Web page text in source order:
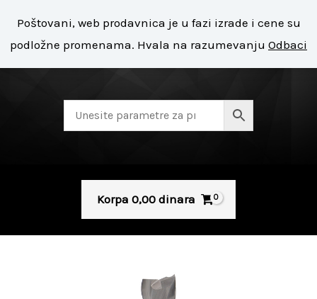
sadržaj
+ 381 11 8127 400
Korpa 0,00 dinara
Poštovani, web prodavnica je u fazi izrade i cene su
podložne promenama. Hvala na razumevanju Odbaci